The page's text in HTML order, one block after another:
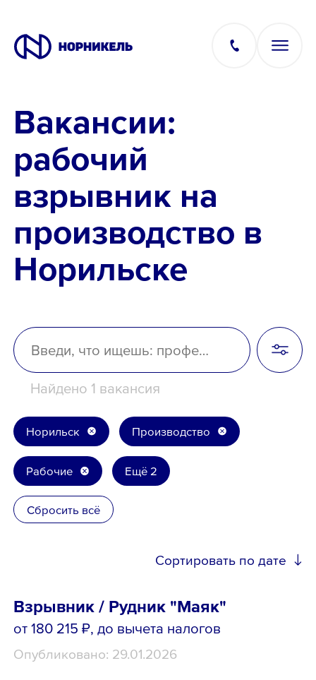
Вакансии
Производство
Офис
IT
Школьникам
Локации
8 800 700-19-43
Вакансии:
рабочий
взрывник на
производство в
Норильске
Найдено 1 вакансия
Норильск Производство
Рабочие Ещё 2
Сбросить всё
Сортировать по дате
Взрывник / Рудник "Маяк"
от 180 215 ₽, до вычета налогов
Опубликовано: 29.01.2026